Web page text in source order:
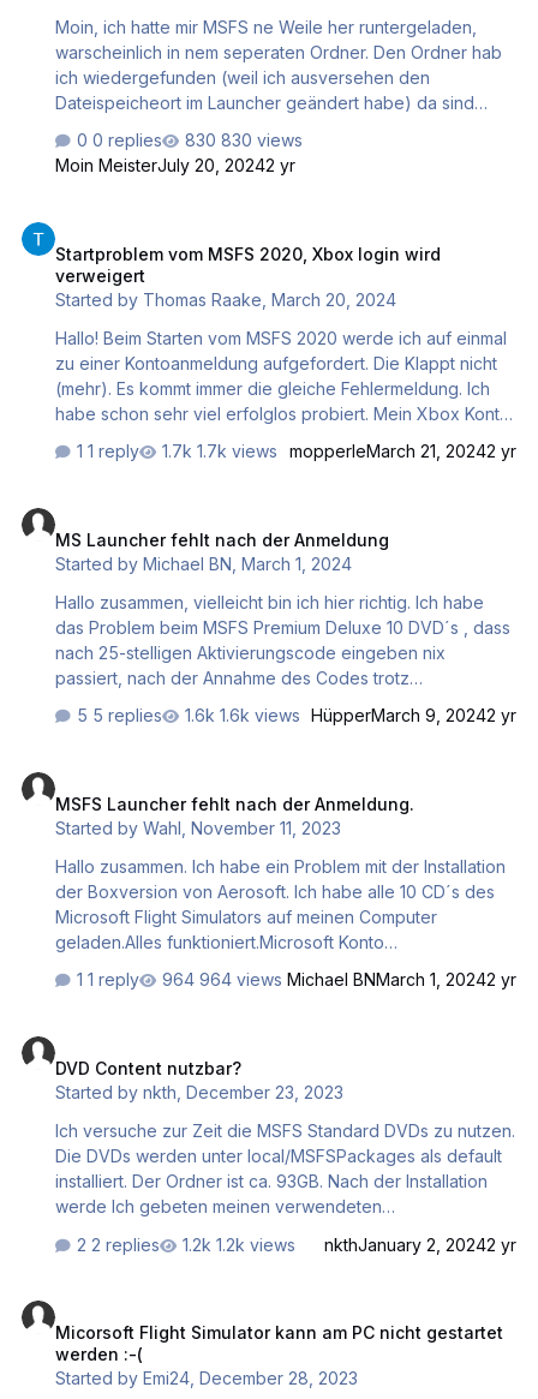
Moin, ich hatte mir MSFS ne Weile her runtergeladen,
warscheinlich in nem seperaten Ordner. Den Ordner hab
ich wiedergefunden (weil ich ausversehen den
Dateispeicheort im Launcher geändert habe) da sind
Ordner jetzt im Launcher auswähle steht da trotzdem das
ich den SIM runterladen muss (170GB..) Kann mir wer
0 replies
830 views
Moin MeisterJuly 20, 20242 yr
Startproblem vom MSFS 2020, Xbox login wird
verweigert
Started by Thomas Raake ,March 20, 2024
Hallo! Beim Starten vom MSFS 2020 werde ich auf einmal
zu einer Kontoanmeldung aufgefordert. Die Klappt nicht
(mehr). Es kommt immer die gleiche Fehlermeldung. Ich
habe schon sehr viel erfolglos probiert. Mein Xbox Konto
ich meine "Erfolge" usw. einsehen. Der Flusi fährt zwar
1 reply 1.7k views mopperleMarch 21, 20242 yr
MS Launcher fehlt nach der Anmeldung
Started byMichael BN ,March 1, 2024
Hallo zusammen, vielleicht bin ich hier richtig. Ich habe
das Problem beim MSFS Premium Deluxe 10 DVD´s , dass
nach 25-stelligen Aktivierungscode eingeben nix
passiert, nach der Annahme des Codes trotz
einzige Rechner worauf der MSFS installiert wird/werden
Simulator - DVD Content" 101 GB Dank im Voraus. Meine
Idee: Da Schritt 4 von 5 der Installation noch nicht
vorhandene aber nicht funktionerende APP von Windows
deinstallieren und das ganze noch…
5 replies 1.6k views HüpperMarch 9, 20242 yr
MSFS Launcher fehlt nach der Anmeldung.
Started byWahl ,November 11, 2023
Hallo zusammen. Ich habe ein Problem mit der Installation
der Boxversion von Aerosoft. Ich habe alle 10 CD´s des
Microsoft Flight Simulators auf meinen Computer
geladen.Alles funktioniert.Microsoft Konto
Button Speicher prüfen gedrückt. Zurück in den Microsoft
aktivieren. Vermute das der erst erscheint wenn man mit
dem Launcher alles runtergeladen hat. Kann mir Jemand
zu aktivieren? Vielen Dank im voraus.
1 reply 964 views Michael BN March 1, 20242 yr
DVD Content nutzbar?
Started bynkth ,December 23, 2023
Ich versuche zur Zeit die MSFS Standard DVDs zu nutzen.
Die DVDs werden unter local/MSFSPackages als default
installiert. Der Ordner ist ca. 93GB. Nach der Installation
werde Ich gebeten meinen verwendeten
mehr. Ich hatte MSFS 2020 vorbestellt und diesen Code
Microsoft Store. Wenn Ich nun den Launcher installiere
(als default unter XBoxGames) wird beim Update
MSFSPackages auomatisch angegeben und es sollen
2 replies 1.2k views nkthJanuary 2, 20242 yr
Micorsoft Flight Simulator kann am PC nicht gestartet
werden :-(
Started byEmi24 ,December 28, 2023